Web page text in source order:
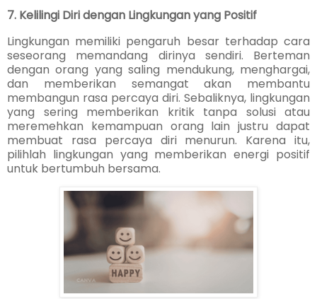
7. Kelilingi Diri dengan Lingkungan yang Positif
Lingkungan memiliki pengaruh besar terhadap cara
seseorang memandang dirinya sendiri. Berteman
dengan orang yang saling mendukung, menghargai,
dan memberikan semangat akan membantu
membangun rasa percaya diri. Sebaliknya, lingkungan
yang sering memberikan kritik tanpa solusi atau
meremehkan kemampuan orang lain justru dapat
membuat rasa percaya diri menurun. Karena itu,
pilihlah lingkungan yang memberikan energi positif
untuk bertumbuh bersama.